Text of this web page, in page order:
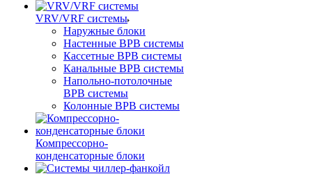
VRV/VRF системы
Наружные блоки
Настенные ВРВ системы
Кассетные ВРВ системы
Канальные ВРВ системы
Напольно-потолочные
ВРВ системы
Колонные ВРВ системы
Компрессорно-
конденсаторные блоки